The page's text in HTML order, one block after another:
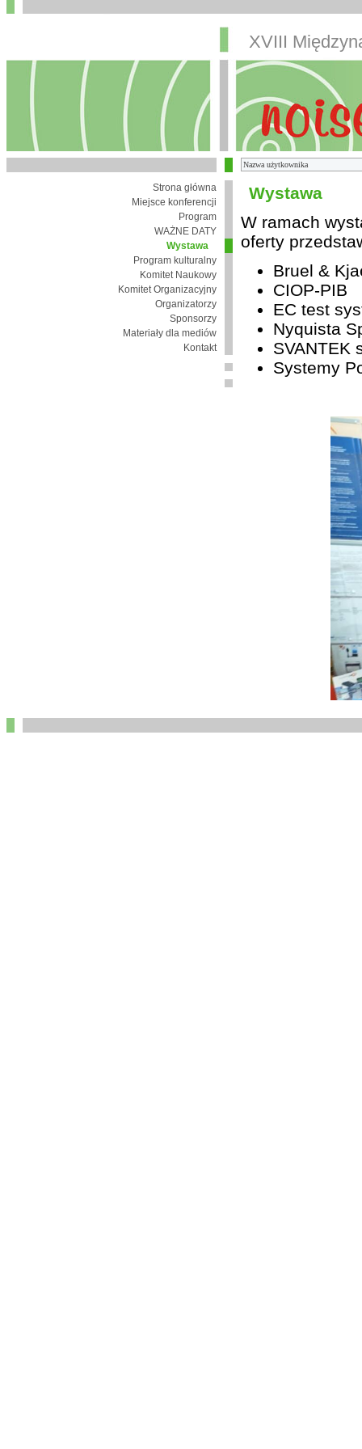
XVIII
Strona główna
Miejsce konferencji
Program
WAŻNE DATY
Wystawa
Program kulturalny
Komitet Naukowy
Komitet Organizacyjny
Organizatorzy
Sponsorzy
Materiały dla mediów
Kontakt
Wystawa
W ramach
oferty
Bruel &
CIOP-PIB
EC test
Nyquista
SVANTEK
Systemy